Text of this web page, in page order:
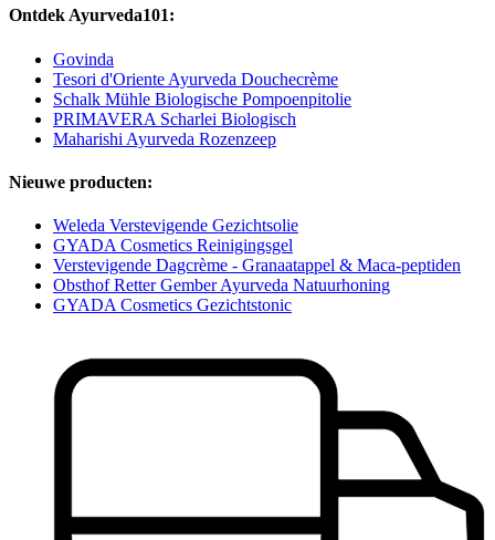
Ontdek Ayurveda101:
Govinda
Tesori d'Oriente Ayurveda Douchecrème
Schalk Mühle Biologische Pompoenpitolie
PRIMAVERA Scharlei Biologisch
Maharishi Ayurveda Rozenzeep
Nieuwe producten:
Weleda Verstevigende Gezichtsolie
GYADA Cosmetics Reinigingsgel
Verstevigende Dagcrème - Granaatappel & Maca-peptiden
Obsthof Retter Gember Ayurveda Natuurhoning
GYADA Cosmetics Gezichtstonic